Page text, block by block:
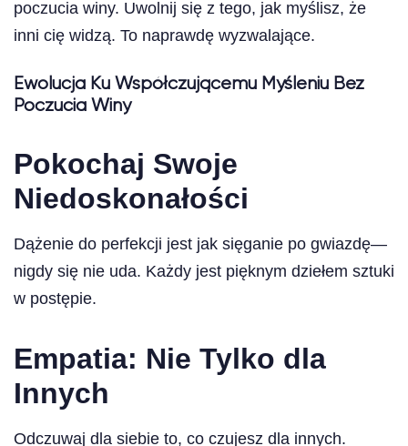
poczucia winy. Uwolnij się z tego, jak myślisz, że
inni cię widzą. To naprawdę wyzwalające.
Ewolucja Ku Współczującemu Myśleniu Bez
Poczucia Winy
Pokochaj Swoje
Niedoskonałości
Dążenie do perfekcji jest jak sięganie po gwiazdę—
nigdy się nie uda. Każdy jest pięknym dziełem sztuki
w postępie.
Empatia: Nie Tylko dla
Innych
Odczuwaj dla siebie to, co czujesz dla innych.